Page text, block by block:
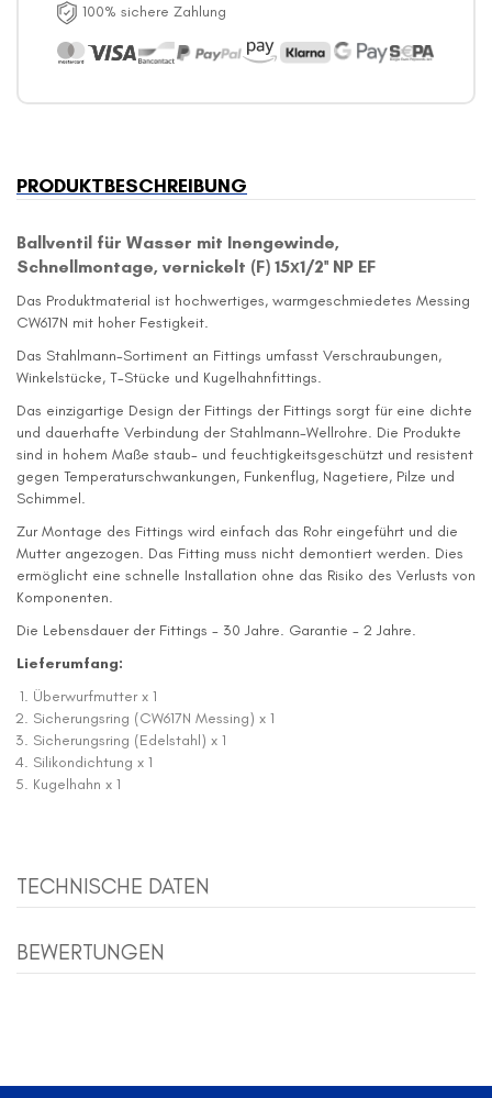
100% sichere Zahlung
PRODUKTBESCHREIBUNG
Ballventil für Wasser mit Inengewinde,
Schnellmontage, vernickelt (F) 15х1/2'' NP EF
Das Produktmaterial ist hochwertiges, warmgeschmiedetes Messing
CW617N mit hoher Festigkeit.
Das Stahlmann-Sortiment an Fittings umfasst Verschraubungen,
Winkelstücke, T-Stücke und Kugelhahnfittings.
Das einzigartige Design der Fittings der Fittings sorgt für eine dichte
und dauerhafte Verbindung der Stahlmann-Wellrohre. Die Produkte
sind in hohem Maße staub- und feuchtigkeitsgeschützt und resistent
gegen Temperaturschwankungen, Funkenflug, Nagetiere, Pilze und
Schimmel.
Zur Montage des Fittings wird einfach das Rohr eingeführt und die
Mutter angezogen. Das Fitting muss nicht demontiert werden. Dies
ermöglicht eine schnelle Installation ohne das Risiko des Verlusts von
Komponenten.
Die Lebensdauer der Fittings - 30 Jahre. Garantie - 2 Jahre.
Lieferumfang:
Überwurfmutter x 1
Sicherungsring (CW617N Messing) x 1
Sicherungsring (Edelstahl) x 1
Silikondichtung x 1
Kugelhahn x 1
TECHNISCHE DATEN
BEWERTUNGEN